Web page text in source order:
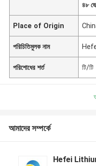
৪৮
Place of Origin
পরিচিতিমুলক নাম
পরিশোধের শর্ত টি/টি
আমাদের সম্পর্কে
Hefei